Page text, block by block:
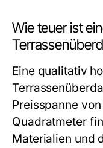
Wie teuer ist
Eine qualitativ
Preisspanne
Quadratmeter
Materialien und